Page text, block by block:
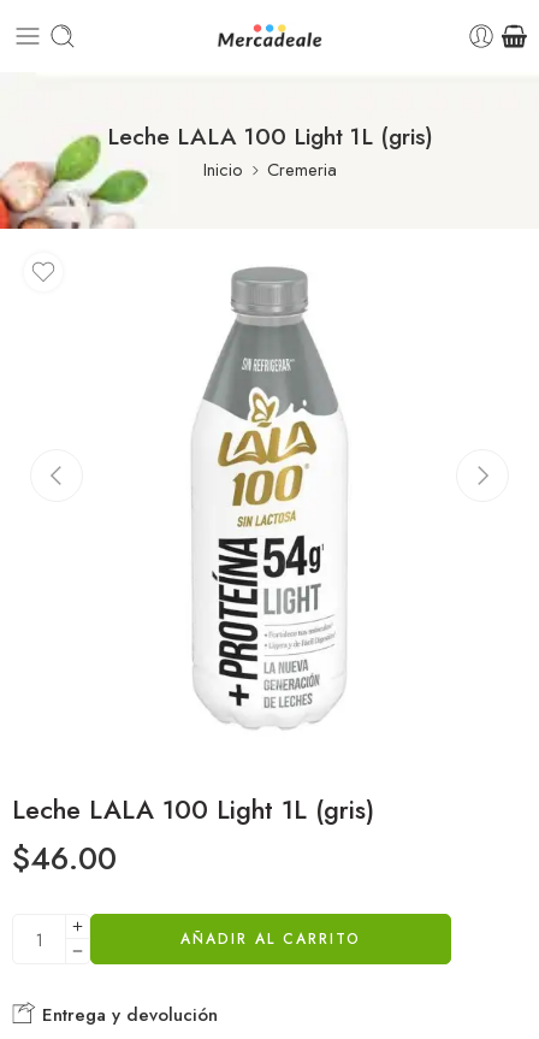
Leche LALA 100 Light 1L (gris)
Inicio Cremeria
Leche LALA 100 Light 1L (gris)
$46.00
AÑADIR AL CARRITO
Entrega y devolución